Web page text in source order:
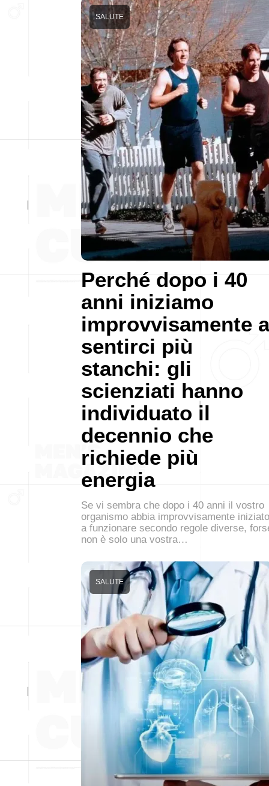
Perché dopo i 40
anni iniziamo
improvvisamente a
sentirci più
stanchi: gli
scienziati hanno
individuato il
decennio che
richiede più
energia
SALUTE
Se vi sembra che dopo i 40 anni il vostro
organismo abbia improvvisamente iniziato
a funzionare secondo regole diverse,
non è solo una vostra…
SALUTE